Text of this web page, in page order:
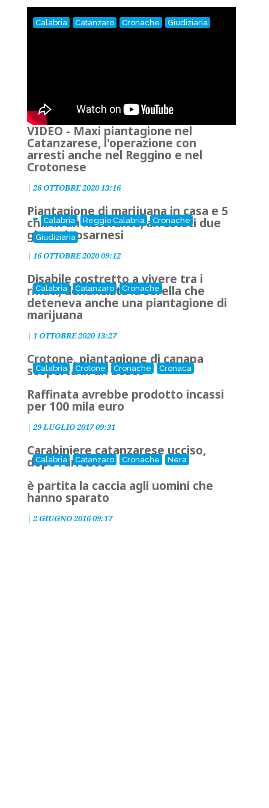
Calabria Catanzaro Cronache Giudiziaria
VIDEO - Maxi piantagione nel
Catanzarese, l'operazione con
arresti anche nel Reggino e nel
Crotonese
| 26 OTTOBRE 2020 13:16
Calabria Reggio Calabria
Cronache
Giudiziaria
Piantagione di marijuana in casa e 5
chili in un ristorante, arrestati due
giovani rosarnesi
| 16 OTTOBRE 2020 09:12
Calabria Catanzaro Cronache
Disabile costretto a vivere tra i
rifiuti, denunciata la sorella che
deteneva anche una piantagione di
marijuana
| 1 OTTOBRE 2020 13:27
Calabria Crotone Cronache Cronaca
Crotone, piantagione di canapa
scoperta in un bosco
Raffinata avrebbe prodotto incassi
per 100 mila euro
| 29 LUGLIO 2017 09:31
Calabria Catanzaro Cronache Nera
Carabiniere catanzarese ucciso,
dopo l'arresto
è partita la caccia agli uomini che
hanno sparato
| 2 GIUGNO 2016 09:17